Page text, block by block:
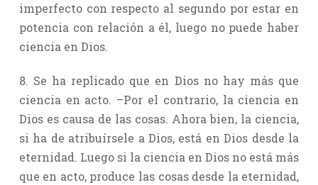
imperfecto con respecto al segundo por estar en
potencia con relación a él, luego no puede haber
ciencia en Dios.
8. Se ha replicado que en Dios no hay más que
ciencia en acto. –Por el contrario, la ciencia en
Dios es causa de las cosas. Ahora bien, la ciencia,
si ha de atribuírsele a Dios, está en Dios desde la
eternidad. Luego si la ciencia en Dios no está más
que en acto, produce las cosas desde la eternidad,